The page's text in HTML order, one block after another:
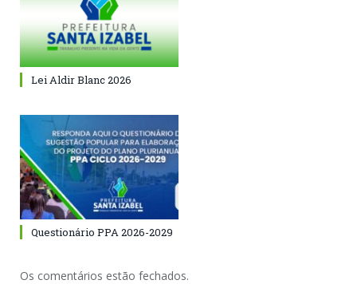
Lei Aldir Blanc 2026
Questionário PPA 2026-2029
Os comentários estão fechados.